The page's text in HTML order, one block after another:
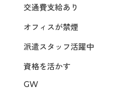
交通費支給あり
オフィスが禁煙
派遣スタッフ活躍中
資格を活かす
GW